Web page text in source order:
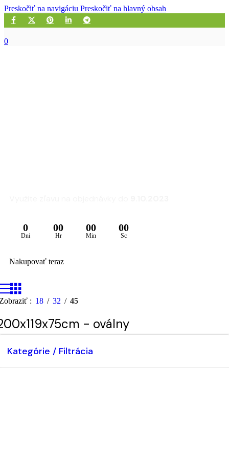
Preskočiť na navigáciu Preskočiť na hlavný obsah
0
0
Dni
00
Hr
00
Min
00
Sc
Nakupovať teraz
18 32 45
- oválny
Kategórie / Filtrácia